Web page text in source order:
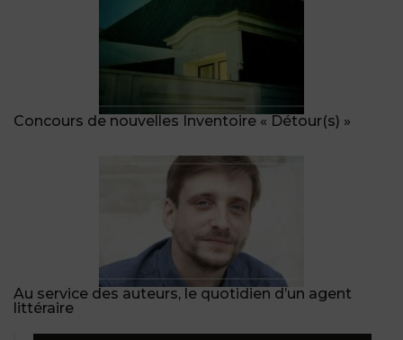
Concours de nouvelles Inventoire « Détour(s) »
Au service des auteurs, le quotidien d’un agent
littéraire